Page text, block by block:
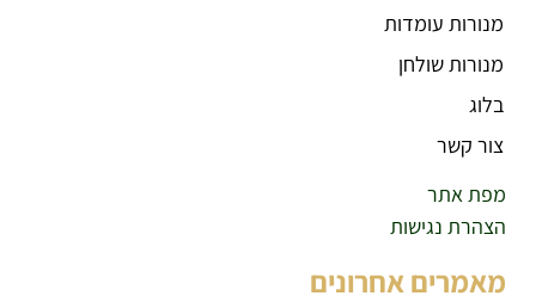
מנורות עומדות
מנורות שולחן
בלוג
צור קשר
מפת אתר
הצהרת נגישות
מאמרים אחרונים